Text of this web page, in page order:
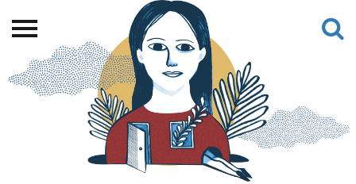
Beranda
Tentang
Permohonan Hibah
Sekolah Pemikiran